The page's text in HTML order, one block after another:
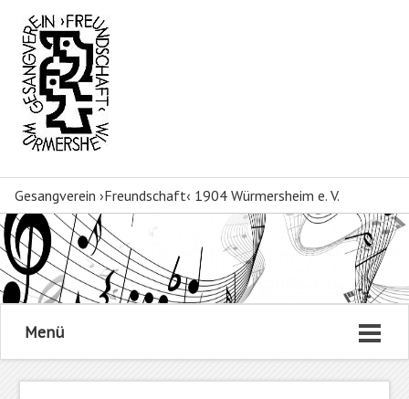
Gesangverein ›Freundschaft‹ 1904 Würmersheim e. V.
Menü